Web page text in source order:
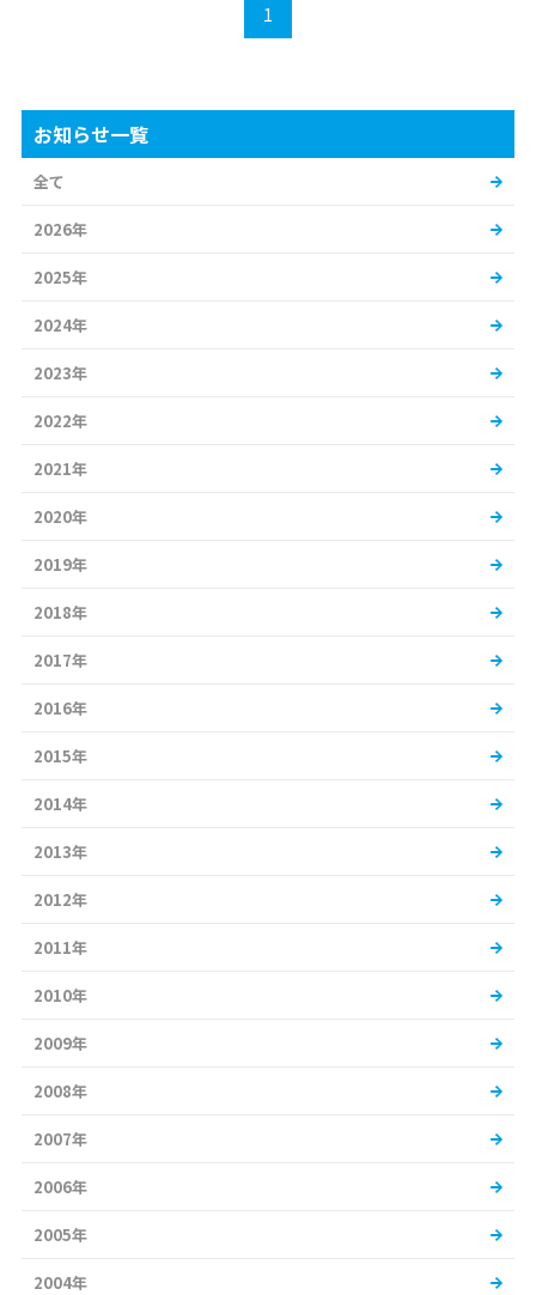
1
お知らせ一覧
全て
2026年
2025年
2024年
2023年
2022年
2021年
2020年
2019年
2018年
2017年
2016年
2015年
2014年
2013年
2012年
2011年
2010年
2009年
2008年
2007年
2006年
2005年
2004年